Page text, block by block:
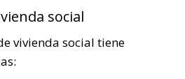
social
vivienda social tiene